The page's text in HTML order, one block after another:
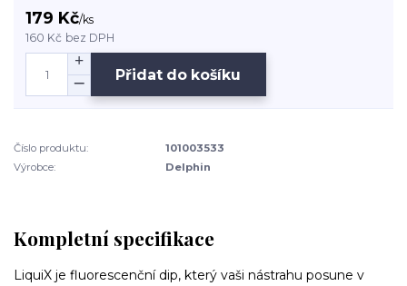
179 Kč/ks
160 Kč bez DPH
Přidat do košíku
Číslo produktu:
101003533
Výrobce:
Delphin
Kompletní specifikace
LiquiX je fluorescenční dip, který vaši nástrahu posune v